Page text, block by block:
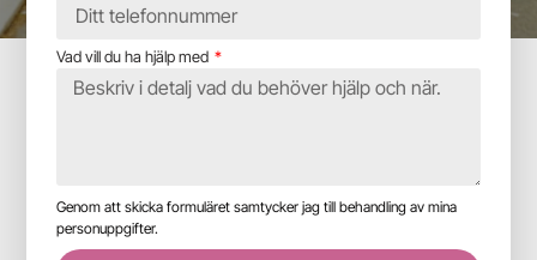
Vad vill du ha hjälp med
Genom att skicka formuläret samtycker jag till behandling av mina
personuppgifter.